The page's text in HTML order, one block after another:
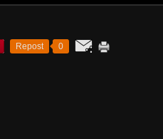
Repost 0